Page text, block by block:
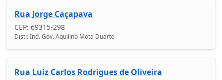
Rua Jorge Caçapava
CEP: 69315-298
Distr. Ind. Gov. Aquilino Mota Duarte
Rua Luiz Carlos Rodrigues de Oliveira